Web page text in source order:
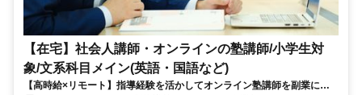
【在宅】社会人講師・オンラインの塾講師/小学生対
象/文系科目メイン(英語・国語など)
【高時給×リモート】指導経験を活かしてオンライン塾講師を副業に！